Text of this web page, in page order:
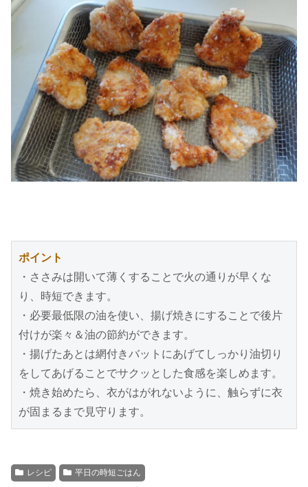
ポイント
・ささみは開いて薄くすることで火の通りが早くな
り、時短できます。
・必要最低限の油を使い、揚げ焼きにすることで後片
付けが楽々＆油の節約ができます。
・揚げたあとは網付きバットにあげてしっかり油切り
をしてあげることでサクッとした食感を楽しめます。
・焼き始めたら、衣がはがれないように、触らずに衣
が固まるまで見守ります。
レシピ 平日の時短ごはん